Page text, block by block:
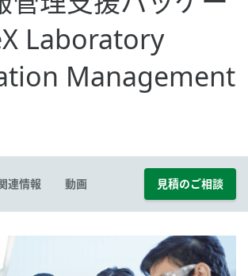
Laboratory
Management
連情報 動画 見積のご相談